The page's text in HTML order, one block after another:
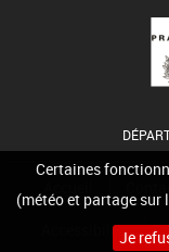
Certaines
(météo et partage sur
Je
Accessibilité